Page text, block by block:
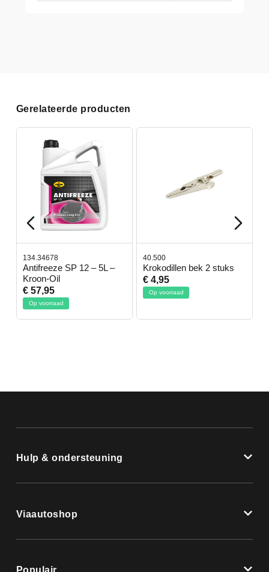
Gerelateerde producten
134.34678
Antifreeze SP 12 – 5L –
Kroon-Oil
€ 57,95
Op voorraad
40.500
Krokodillen bek 2 stuks
€ 4,95
Op voorraad
Hulp & ondersteuning
Viaautoshop